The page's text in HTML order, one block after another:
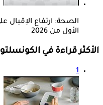
الأول من 2026
الأكثر قراءة في الكونسلتو
1